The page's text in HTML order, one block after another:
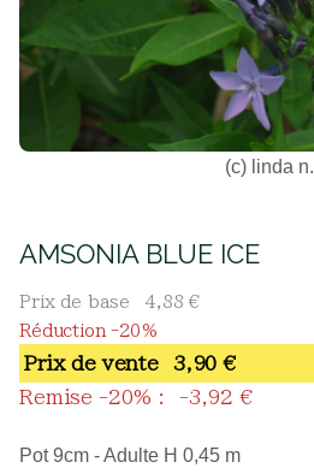
(c) linda n.
AMSONIA BLUE ICE
Prix de base
4,88 €
Réduction -20%
Prix ​​de vente
3,90 €
Remise -20% :
-3,92 €
Pot 9cm - Adulte H 0,45 m